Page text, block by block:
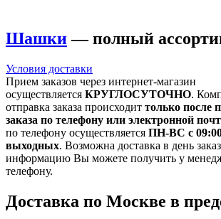
Шашки— полный
Условия доставки
Прием заказов через интернет-магазин
осуществляется КРУГЛОСУТОЧНО.
отправка заказа происходит только после
заказа по телефону или электронной
по телефону осуществляется ПН-ВС с 09:00
выходных. Возможна доставка в день
информацию Вы можете получить у
телефону.
Доставка по Москве в